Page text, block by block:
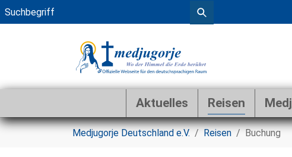
Zum Hauptinhalt springen
Aktuelles Reisen
Sie sind hier:
Medjugorje Deutschland e.V. Reisen Buchung